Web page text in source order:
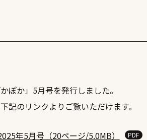
ぽか」5月号を発行しました。
記のリンクよりご覧いただけます。
年5月号（20ページ/5.0MB）